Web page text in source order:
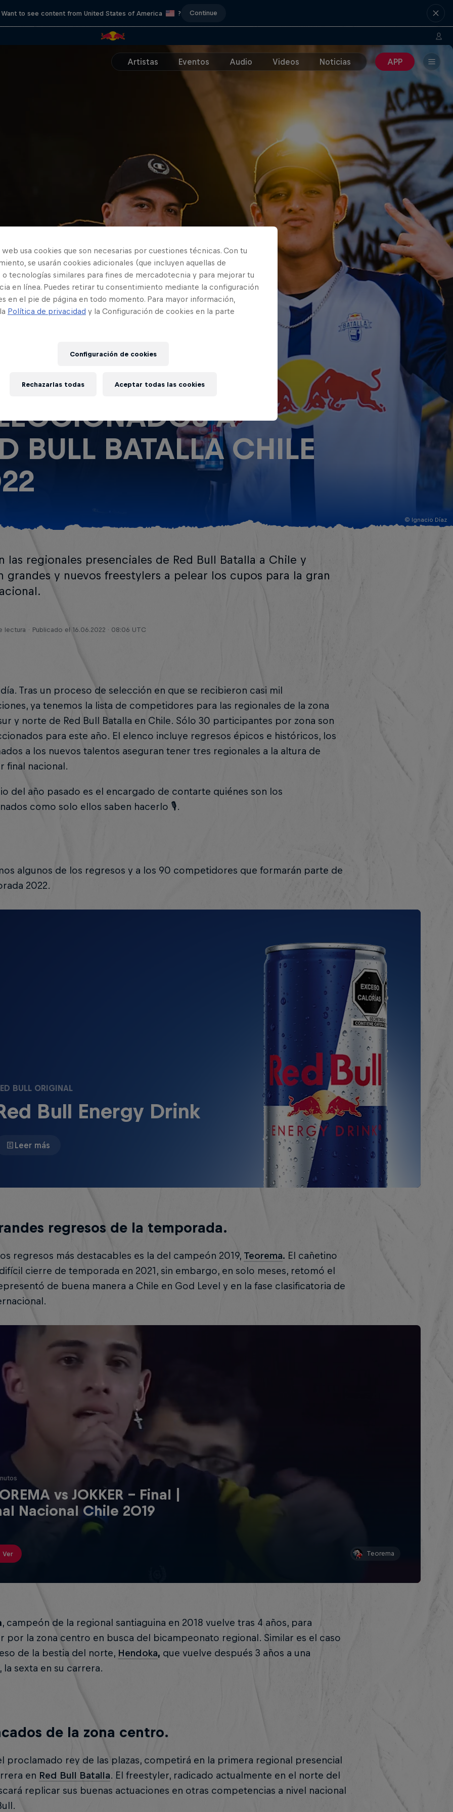
Want to see content from United States of America ? Continue
Artistas Eventos Audio Videos Noticias APP
© Ignacio Díaz
A LOS
A
BULL BATALLA CHILE
las regionales presenciales de Red Bull Batalla a Chile y
grandes y nuevos freestylers a pelear los cupos para la gran
lectura Publicado el 16.06.2022 · 08:06 UTC
Tras un proceso de selección en que se recibieron casi mil
ya tenemos la lista de competidores para las regionales de la zona
y norte de Red Bull Batalla en Chile. Sólo 30 participantes por zona son
para este año. El elenco incluye regresos épicos e históricos, los
a los nuevos talentos aseguran tener tres regionales a la altura de
final nacional.
del año pasado es el encargado de contarte quiénes son los
como solo ellos saben hacerlo 🎙.
algunos de los regresos y a los 90 competidores que formarán parte de
2022.
BULL ORIGINAL
Bull Energy Drink
Leer más
regresos de la temporada.
regresos más destacables es la del campeón 2019, Teorema. El cañetino
cierre de temporada en 2021, sin embargo, en solo meses, retomó el
de buena manera a Chile en God Level y en la fase clasificatoria de
vs JOKKER - Final |
Nacional Chile 2019
Ver Teorema
, campeón de la regional santiaguina en 2018 vuelve tras 4 años, para
por la zona centro en busca del bicampeonato regional. Similar es el caso
de la bestia del norte, Hendoka, que vuelve después 3 años a una
la sexta en su carrera.
de la zona centro.
proclamado rey de las plazas, competirá en la primera regional presencial
en Red Bull Batalla. El freestyler, radicado actualmente en el norte del
replicar sus buenas actuaciones en otras competencias a nivel nacional
usa cookies que son necesarias por cuestiones técnicas. Con tu
se usarán cookies adicionales (que incluyen aquellas de
tecnologías similares para fines de mercadotecnia y para mejorar tu
en línea. Puedes retirar tu consentimiento mediante la configuración
en el pie de página en todo momento. Para mayor información,
Política de privacidad y la Configuración de cookies en la parte
Configuración de cookies
Rechazarlas todas Aceptar todas las cookies